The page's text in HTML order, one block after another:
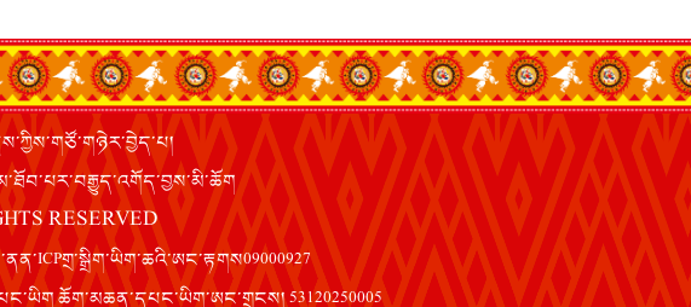
RESERVED
ཆོག་མཆན་དཔང་ཡིག་ཨང་གྲངས། 53120250005